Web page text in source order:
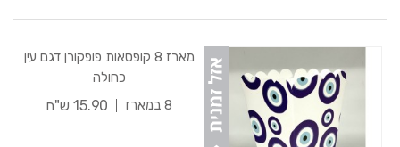
מארז 8 קופסאות פופקורן דגם עין
כחולה
8 במארז
15.90 ש"ח